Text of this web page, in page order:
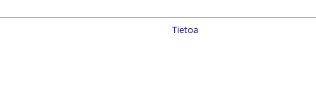
Tietoa